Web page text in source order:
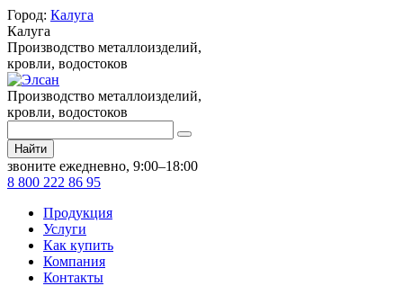
Город: Калуга
Калуга
Производство металлоизделий,
кровли, водостоков
Производство металлоизделий,
кровли, водостоков
Найти
звоните ежедневно, 9:00–18:00
8 800 222 86 95
Продукция
Услуги
Как купить
Компания
Контакты